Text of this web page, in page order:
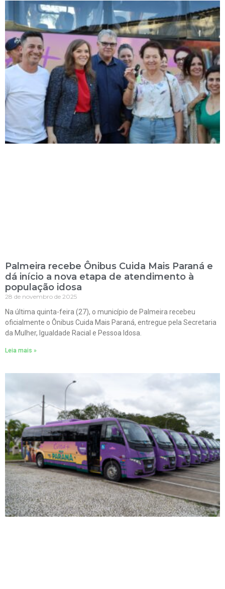
Palmeira recebe Ônibus Cuida Mais Paraná e
dá início a nova etapa de atendimento à
população idosa
28 de novembro de 2025
Na última quinta-feira (27), o município de Palmeira recebeu
oficialmente o Ônibus Cuida Mais Paraná, entregue pela Secretaria
da Mulher, Igualdade Racial e Pessoa Idosa.
Leia mais »